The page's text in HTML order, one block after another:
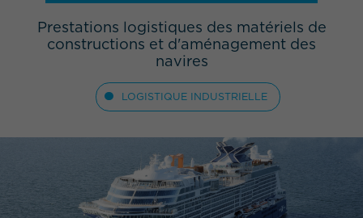
L’info IDEA
Nos implantations
Espace Presse
Contact
NOS SECTEURS D'ACTIVITÉ
Prestations logistiques des matériels de
constructions et d'aménagement des
navires
LOGISTIQUE INDUSTRIELLE